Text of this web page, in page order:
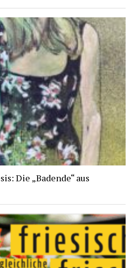
Die „Badende“ aus